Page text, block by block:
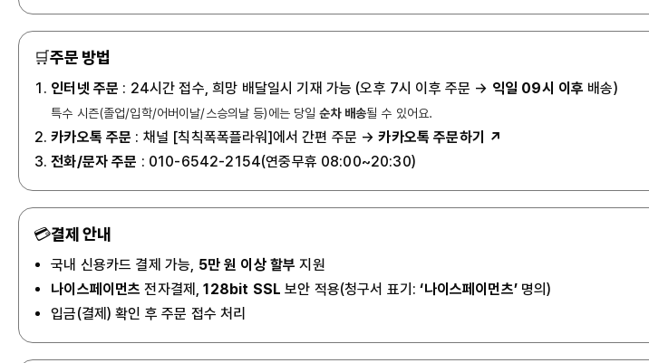
🛒주문 방법
인터넷 주문 : 24시간 접수, 희망 배달일시 기재 가능 (오후 7시 이후 주문 → 익일 09시 이후 배송)
특수 시즌(졸업/입학/어버이날/스승의날 등)에는 당일순차 배송될 수 있어요.
카카오톡 주문 : 채널 [칙칙폭폭플라워]에서 간편 주문 →카카오톡 주문하기 ↗
전화/문자 주문 : 010-6542-2154(연중무휴 08:00~20:30)
💳결제 안내
국내 신용카드 결제 가능, 5만 원 이상 할부 지원
나이스페이먼츠 전자결제,128bit SSL 보안 적용(청구서 표기:‘나이스페이먼츠’명의)
입금(결제) 확인 후 주문 접수 처리